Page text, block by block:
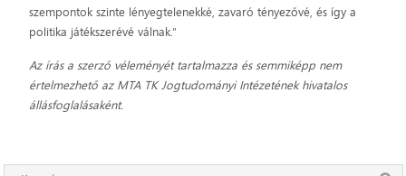
szempontok szinte lényegtelenekké, zavaró tényezővé, és így a
politika játékszerévé válnak.”
Az írás a szerző véleményét tartalmazza és semmiképp nem
értelmezhető az MTA TK Jogtudományi Intézetének hivatalos
állásfoglalásaként.